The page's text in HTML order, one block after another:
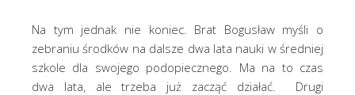
Na tym jednak nie koniec. Brat Bogusław myśli o
zebraniu środków na dalsze dwa lata nauki w średniej
szkole dla swojego podopiecznego. Ma na to czas
dwa lata, ale trzeba już zacząć działać. Drugi